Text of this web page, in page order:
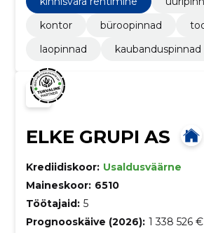
kontor
büroopinnad
laopinnad
kaubanduspinnad
ELKE GRUPI AS
Krediidiskoor: Usaldusväärne
Maineskoor: 6510
Töötajaid: 5
Prognooskäive (2026): 1 338 526 €